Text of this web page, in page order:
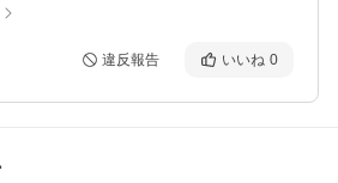
違反報告 いいね 0